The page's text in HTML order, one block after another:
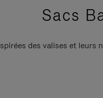
Sacs
des valises et